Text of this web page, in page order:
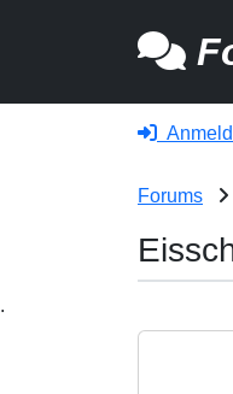
Forums
.